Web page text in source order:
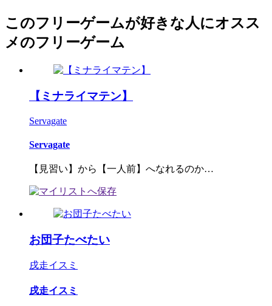
このフリーゲームが好きな人にオスス
メのフリーゲーム
【ミナライマテン】
Servagate
Servagate
【見習い】から【一人前】へなれるのか…
お団子たべたい
戌走イスミ
戌走イスミ